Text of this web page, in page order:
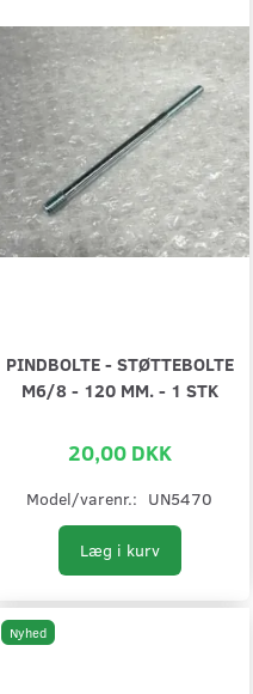
PINDBOLTE - STØTTEBOLTE
M6/8 - 120 MM. - 1 STK
20,00 DKK
Model/varenr.: UN5470
Læg i kurv
Nyhed